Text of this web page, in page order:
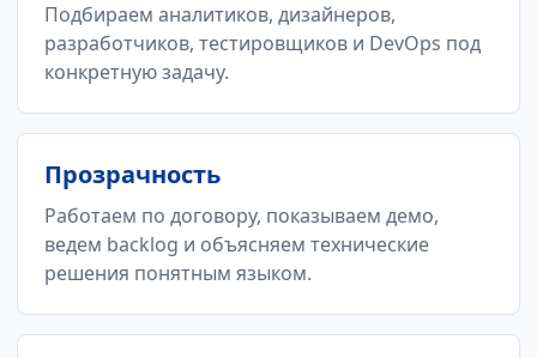
Подбираем аналитиков, дизайнеров,
разработчиков, тестировщиков и DevOps под
конкретную задачу.
Прозрачность
Работаем по договору, показываем демо,
ведем backlog и объясняем технические
решения понятным языком.